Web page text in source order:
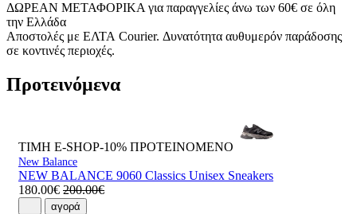
ΔΩΡΕΑΝ ΜΕΤΑΦΟΡΙΚΑ για παραγγελίες άνω των 60€ σε όλη
την Ελλάδα
Αποστολές με ΕΛΤΑ Courier. Δυνατότητα αυθυμερόν παράδοσης
σε κοντινές περιοχές.
Προτεινόμενα
ΤΙΜΗ E-SHOP-10% ΠΡΟΤΕΙΝΟΜΕΝΟ
New Balance
NEW BALANCE 9060 Classics Unisex Sneakers
180.00€ 200.00€
αγορά